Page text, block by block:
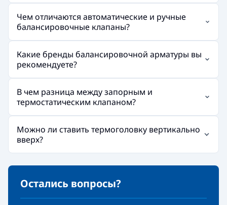
Чем отличаются автоматические и ручные
балансировочные клапаны?
Какие бренды балансировочной арматуры вы
рекомендуете?
В чем разница между запорным и
термостатическим клапаном?
Можно ли ставить термоголовку вертикально
вверх?
Остались вопросы?